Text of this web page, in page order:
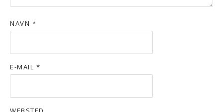
NAVN *
E-MAIL *